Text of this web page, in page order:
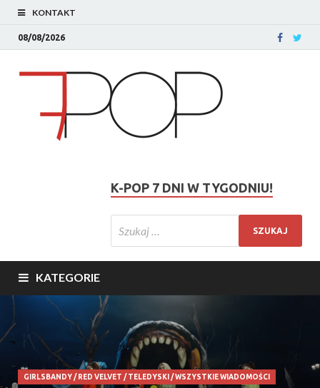
KONTAKT
08/08/2026
K-POP 7 DNI W TYGODNIU!
KATEGORIE
GIRLSBANDY/ RED VELVET /TELEDYSKI /WSZYSTKIE WIADOMOŚCI